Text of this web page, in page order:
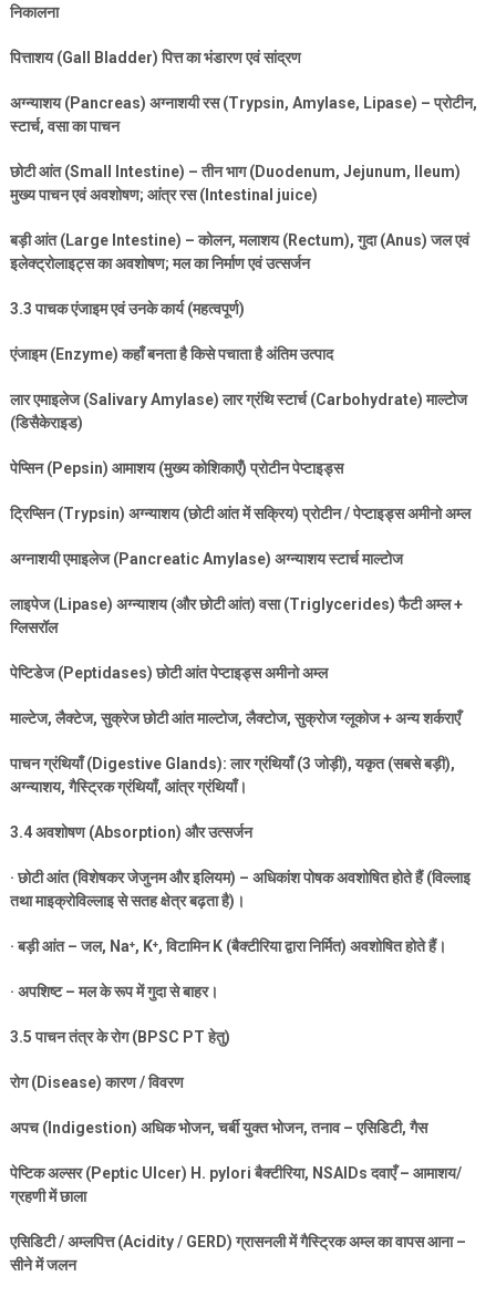
निकालना
पित्ताशय (Gall Bladder)पित्त का भंडारण एवं सांद्रण
अग्न्याशय (Pancreas) अग्नाशयी रस (Trypsin, Amylase, Lipase) –प्रोटीन,
स्टार्च,वसा का पाचन
छोटी आंत (Small Intestine) –तीन भाग (Duodenum, Jejunum, Ileum)
मुख्य पाचन एवं अवशोषण; आंत्र रस (Intestinal juice)
बड़ी आंत (Large Intestine) –कोलन,मलाशय (Rectum),गुदा (Anus)जल एवं
इलेक्ट्रोलाइट्स का अवशोषण;मल का निर्माण एवं उत्सर्जन
3.3पाचक एंजाइम एवं उनके कार्य (महत्वपूर्ण)
एंजाइम (Enzyme)कहाँ बनता है किसे पचाता है अंतिम उत्पाद
लार एमाइलेज (Salivary Amylase)लार ग्रंथि स्टार्च (Carbohydrate)माल्टोज
(डिसैकेराइड)
पेप्सिन (Pepsin) आमाशय (मुख्य कोशिकाएँ) प्रोटीन पेप्टाइड्स
ट्रिप्सिन (Trypsin) अग्न्याशय (छोटी आंत में सक्रिय) प्रोटीन / पेप्टाइड्स अमीनो अम्ल
अग्नाशयी एमाइलेज (Pancreatic Amylase) अग्न्याशय स्टार्च माल्टोज
लाइपेज (Lipase) अग्न्याशय (और छोटी आंत) वसा (Triglycerides)फैटी अम्ल +
ग्लिसरॉल
पेप्टिडेज (Peptidases)छोटी आंत पेप्टाइड्स अमीनो अम्ल
माल्टेज,लैक्टेज,सुक्रेज छोटी आंत माल्टोज,लैक्टोज,सुक्रोज ग्लूकोज + अन्य शर्कराएँ
पाचन ग्रंथियाँ (Digestive Glands):लार ग्रंथियाँ (3जोड़ी),यकृत (सबसे बड़ी),
अग्न्याशय,गैस्ट्रिक ग्रंथियाँ, आंत्र ग्रंथियाँ।
3.4अवशोषण (Absorption) और उत्सर्जन
·छोटी आंत (विशेषकर जेजुनम और इलियम) – अधिकांश पोषक अवशोषित होते हैं (विल्लाइ
तथा माइक्रोविल्लाइ से सतह क्षेत्र बढ़ता है)।
·बड़ी आंत – जल, Na⁺, K⁺,विटामिन K (बैक्टीरिया द्वारा निर्मित) अवशोषित होते हैं।
· अपशिष्ट – मल के रूप में गुदा से बाहर।
3.5पाचन तंत्र के रोग (BPSC PTहेतु)
रोग (Disease)कारण / विवरण
अपच (Indigestion) अधिक भोजन,चर्बी युक्त भोजन,तनाव – एसिडिटी,गैस
पेप्टिक अल्सर (Peptic Ulcer) H. pyloriबैक्टीरिया, NSAIDsदवाएँ – आमाशय/
ग्रहणी में छाला
एसिडिटी / अम्लपित्त (Acidity / GERD)ग्रासनली में गैस्ट्रिक अम्ल का वापस आना –
सीने में जलन